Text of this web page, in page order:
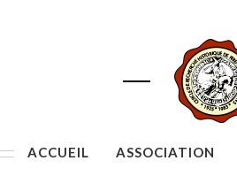
ACCUEIL ASSOCIATION